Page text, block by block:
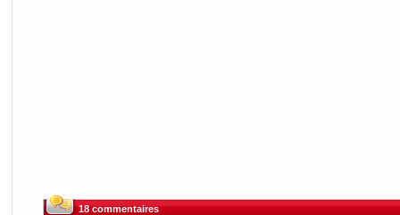
18 commentaires